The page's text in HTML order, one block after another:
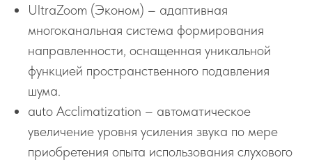
UltraZoom (Эконом) – адаптивная
многоканальная система формирования
направленности, оснащенная уникальной
функцией пространственного подавления
шума.
auto Acclimatization – автоматическое
увеличение уровня усиления звука по мере
приобретения опыта использования слухового